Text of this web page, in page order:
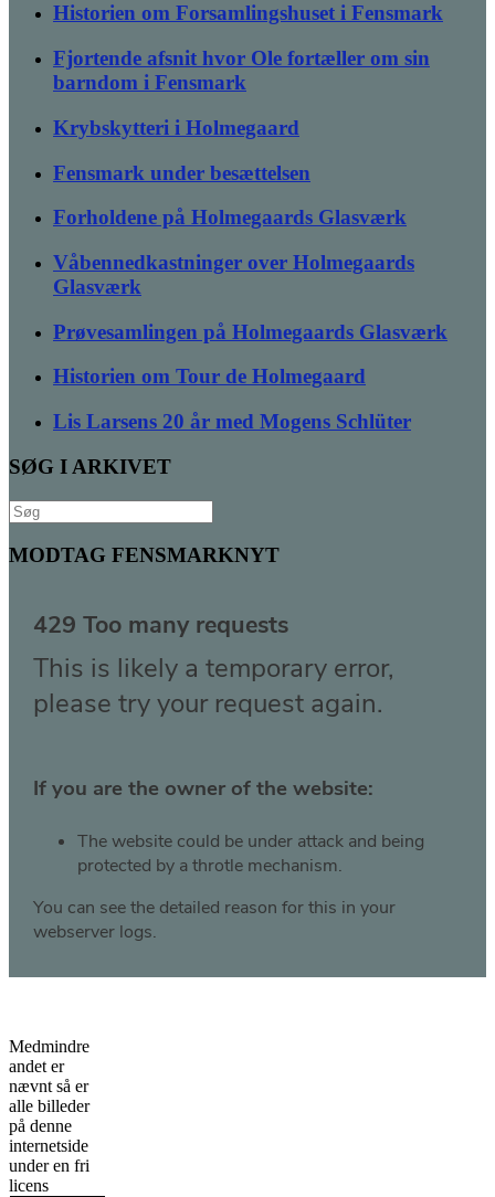
Historien om Forsamlingshuset i Fensmark
Fjortende afsnit hvor Ole fortæller om sin
barndom i Fensmark
Krybskytteri i Holmegaard
Fensmark under besættelsen
Forholdene på Holmegaards Glasværk
Våbennedkastninger over Holmegaards
Glasværk
Prøvesamlingen på Holmegaards Glasværk
Historien om Tour de Holmegaard
Lis Larsens 20 år med Mogens Schlüter
SØG I ARKIVET
Søg
efter:
MODTAG FENSMARKNYT
Medmindre
andet er
nævnt så er
alle billeder
på denne
internetside
under en fri
licens